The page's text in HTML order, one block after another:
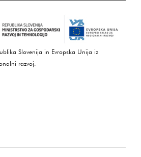
Slovenija in Evropska Unija iz
razvoj.